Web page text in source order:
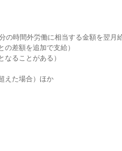
時間外労働に相当する金額を翌月
の差額を追加で支給）
なることがある）
えた場合）ほか